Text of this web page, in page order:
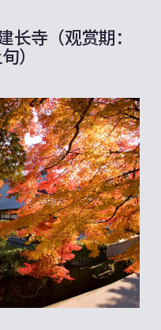
长寺（观赏期：
）